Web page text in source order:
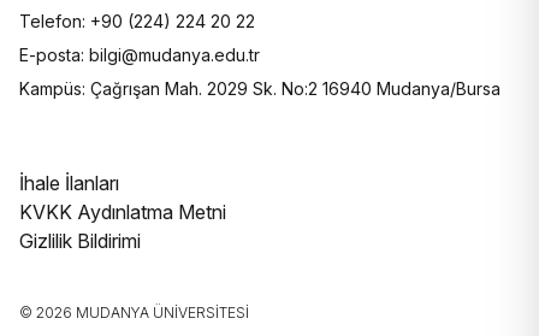
Telefon: +90 (224) 224 20 22
E-posta: bilgi@mudanya.edu.tr
Kampüs: Çağrışan Mah. 2029 Sk. No:2 16940 Mudanya/Bursa
İhale İlanları
KVKK Aydınlatma Metni
Gizlilik Bildirimi
© 2026 MUDANYA ÜNIVERSITESI